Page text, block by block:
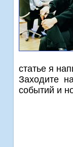
статье я
Заходите
сοбытий и